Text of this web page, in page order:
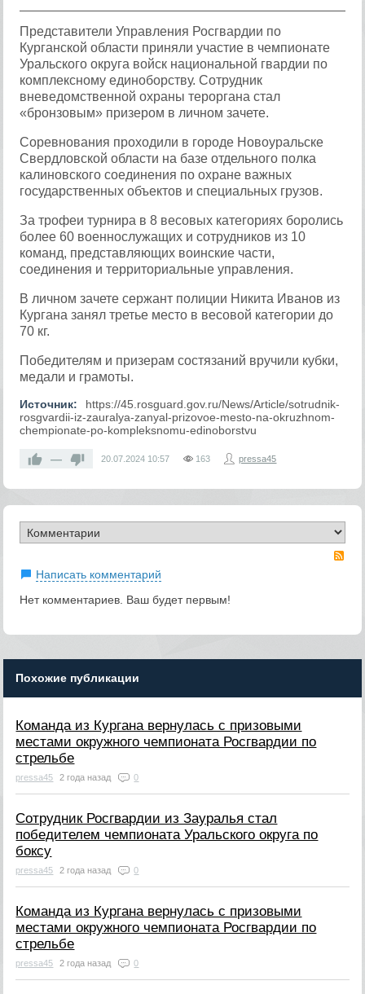
Представители Управления Росгвардии по
Курганской области приняли участие в чемпионате
Уральского округа войск национальной гвардии по
комплексному единоборству. Сотрудник
вневедомственной охраны тероргана стал
«бронзовым» призером в личном зачете.
Соревнования проходили в городе Новоуральске
Свердловской области на базе отдельного полка
калиновского соединения по охране важных
государственных объектов и специальных грузов.
За трофеи турнира в 8 весовых категориях боролись
более 60 военнослужащих и сотрудников из 10
команд, представляющих воинские части,
соединения и территориальные управления.
В личном зачете сержант полиции Никита Иванов из
Кургана занял третье место в весовой категории до
70 кг.
Победителям и призерам состязаний вручили кубки,
медали и грамоты.
Источник:
https://45.rosguard.gov.ru/News/Article/sotrudnik-
rosgvardii-iz-zauralya-zanyal-prizovoe-mesto-na-okruzhnom-
chempionate-po-kompleksnomu-edinoborstvu
— 20.07.2024 10:57 163 pressa45
Написать комментарий
Нет комментариев. Ваш будет первым!
Похожие публикации
Команда из Кургана вернулась с призовыми
местами окружного чемпионата Росгвардии по
стрельбе
pressa45 2 года назад 0
Сотрудник Росгвардии из Зауралья стал
победителем чемпионата Уральского округа по
боксу
pressa45 2 года назад 0
Команда из Кургана вернулась с призовыми
местами окружного чемпионата Росгвардии по
стрельбе
pressa45 2 года назад 0